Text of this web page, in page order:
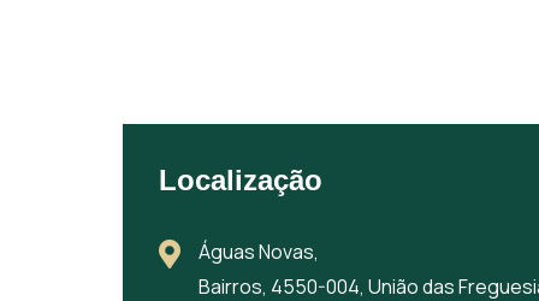
Localização
Águas Novas,
Bairros, 4550-004, União das